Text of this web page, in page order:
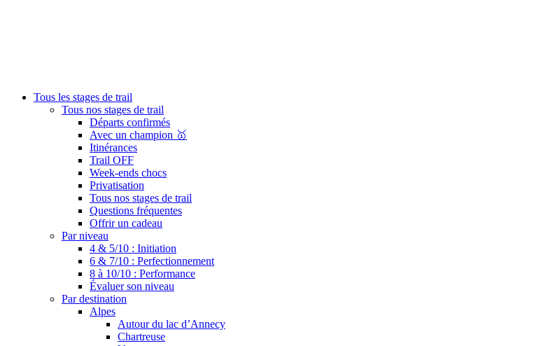
Tous les stages de trail
Tous nos stages de trail
Départs confirmés
Avec un champion 🥇
Itinérances
Trail OFF
Week-ends chocs
Privatisation
Tous nos stages de trail
Questions fréquentes
Offrir un cadeau
Par niveau
4 & 5/10 : Initiation
6 & 7/10 : Perfectionnement
8 à 10/10 : Performance
Évaluer son niveau
Par destination
Alpes
Autour du lac d’Annecy
Chartreuse